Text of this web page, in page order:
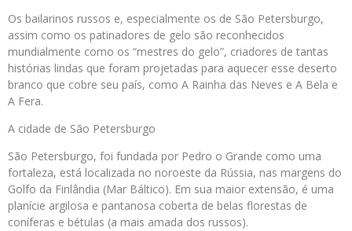
Os bailarinos russos e, especialmente os de São Petersburgo,
assim como os patinadores de gelo são reconhecidos
mundialmente como os “mestres do gelo”, criadores de tantas
histórias lindas que foram projetadas para aquecer esse deserto
branco que cobre seu país, como A Rainha das Neves e A Bela e
A Fera.
A cidade de São Petersburgo
São Petersburgo, foi fundada por Pedro o Grande como uma
fortaleza, está localizada no noroeste da Rússia, nas margens do
Golfo da Finlândia (Mar Báltico). Em sua maior extensão, é uma
planície argilosa e pantanosa coberta de belas florestas de
coníferas e bétulas (a mais amada dos russos).